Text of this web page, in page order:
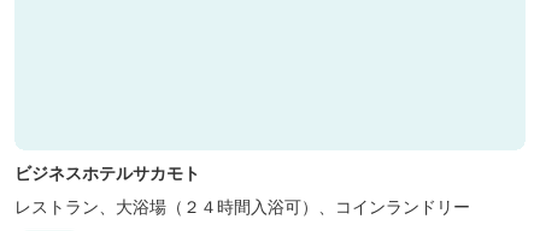
ビジネスホテルサカモト
レストラン、大浴場（２４時間入浴可）、コインランドリー